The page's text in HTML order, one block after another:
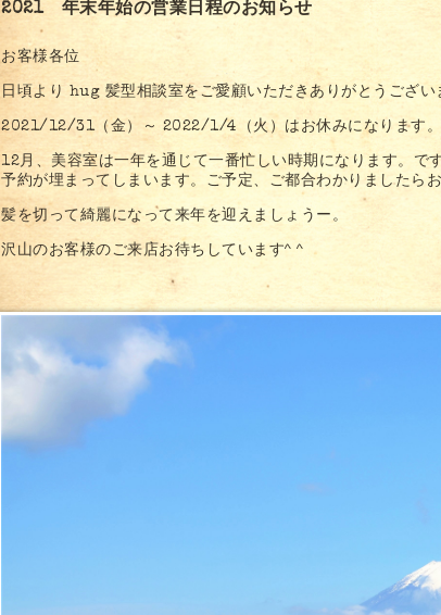
2021 年末年始の営業日程のお知らせ
お客様各位
日頃より hug 髪型相談室をご愛顧いただきありがとうござい
2021/12/31（金）～ 2022/1/4（火）はお休みになります。
12月、美容室は一年を通じて一番忙しい時期になります。で
予約が埋まってしまいます。ご予定、ご都合わかりましたら
髪を切って綺麗になって来年を迎えましょうー。
沢山のお客様のご来店お待ちしています^ ^